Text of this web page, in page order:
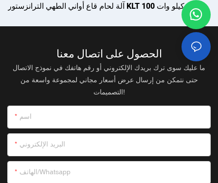
آلة لحام قاع أواني الطهي الترانزستور KLT 100 كيلو وات
الحصول على اتصال معنا
ما عليك سوى ترك بريدك الإلكتروني أو رقم هاتفك في نموذج الاتصال
حتى نتمكن من إرسال عرض أسعار مجاني لمجموعة واسعة من
التصميمات!
اسم
البريد الإلكتروني
الهاتف/whatsapp